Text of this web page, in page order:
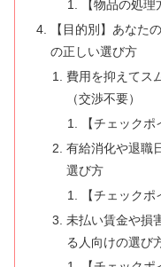
【物品の処理
【目的別】あなた
の正しい選び方
費用を抑えてス
（交渉不要）
【チェックポ
有給消化や退職
選び方
【チェックポ
未払い賃金や損
る人向けの選び